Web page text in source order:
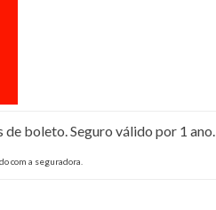
boleto. Seguro válido por 1 ano.
com a seguradora.